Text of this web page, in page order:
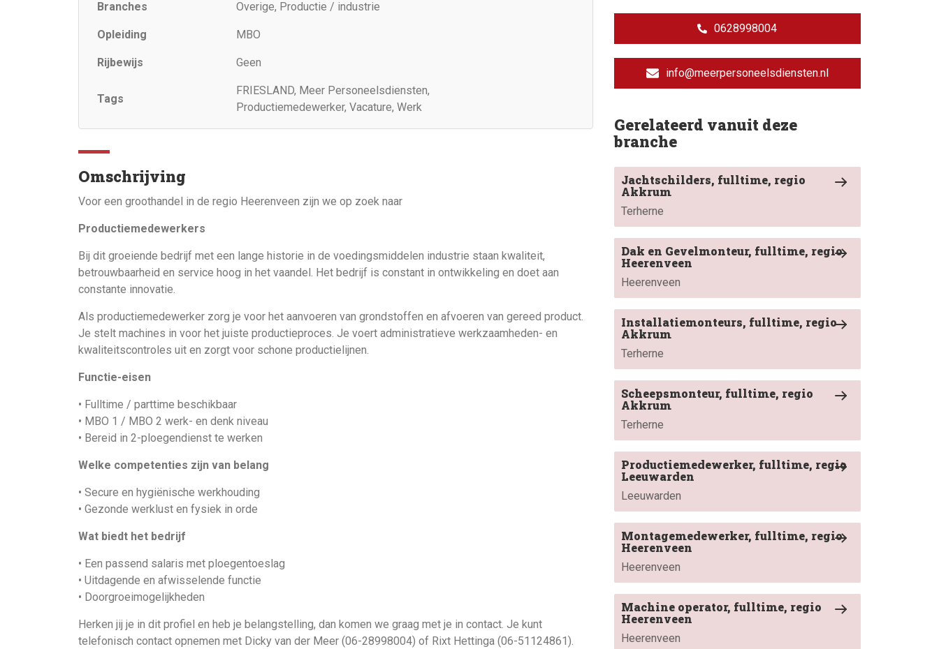
Branches Overige, Productie / industrie
Opleiding MBO
Rijbewijs Geen
Tags
FRIESLAND, Meer Personeelsdiensten,
Productiemedewerker, Vacature, Werk
Omschrijving
Voor een groothandel in de regio Heerenveen zijn we op zoek naar
Productiemedewerkers
Bij dit groeiende bedrijf met een lange historie in de voedingsmiddelen industrie staan kwaliteit,
betrouwbaarheid en service hoog in het vaandel. Het bedrijf is constant in ontwikkeling en doet aan
constante innovatie.
Als productiemedewerker zorg je voor het aanvoeren van grondstoffen en afvoeren van gereed product.
Je stelt machines in voor het juiste productieproces. Je voert administratieve werkzaamheden- en
kwaliteitscontroles uit en zorgt voor schone productielijnen.
Functie-eisen
• Fulltime / parttime beschikbaar
• MBO 1 / MBO 2 werk- en denk niveau
• Bereid in 2-ploegendienst te werken
Welke competenties zijn van belang
• Secure en hygiënische werkhouding
• Gezonde werklust en fysiek in orde
Wat biedt het bedrijf
• Een passend salaris met ploegentoeslag
• Uitdagende en afwisselende functie
• Doorgroeimogelijkheden
Herken jij je in dit profiel en heb je belangstelling, dan komen we graag met je in contact. Je kunt
telefonisch contact opnemen met Dicky van der Meer (06-28998004) of Rixt Hettinga (06-51124861).
0628998004
info@meerpersoneelsdiensten.nl
Gerelateerd vanuit deze
branche
Jachtschilders, fulltime, regio
Akkrum
Terherne
Dak en Gevelmonteur, fulltime, regio
Heerenveen
Heerenveen
Installatiemonteurs, fulltime, regio
Akkrum
Terherne
Scheepsmonteur, fulltime, regio
Akkrum
Terherne
Productiemedewerker, fulltime, regio
Leeuwarden
Leeuwarden
Montagemedewerker, fulltime, regio
Heerenveen
Heerenveen
Machine operator, fulltime, regio
Heerenveen
Heerenveen